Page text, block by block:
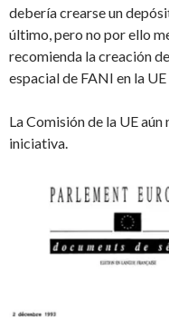
debería crearse un
último, pero no por ello
recomienda la creación
espacial de FANI en la
La Comisión de la UE
iniciativa.